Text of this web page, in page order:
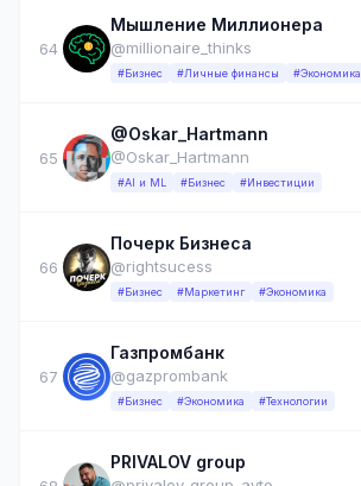
64
Мышление Миллионера
@millionaire_thinks
#Бизнес #Личные финансы #Экономика
65
@Oskar_Hartmann
@Oskar_Hartmann
#AI и ML #Бизнес #Инвестиции
66
Почерк Бизнеса
@rightsucess
#Бизнес #Маркетинг #Экономика
67
Газпромбанк
@gazprombank
#Бизнес #Экономика #Технологии
PRIVALOV group